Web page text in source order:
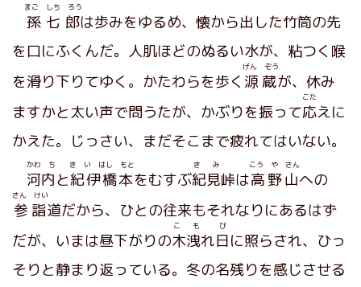
孫七郎
まご しち ろう
は歩みをゆるめ、懐から出した竹筒の先
を口にふくんだ。人肌ほどのぬるい水が、粘つく喉
を滑り下りてゆく。かたわらを歩く 源蔵
げん ぞう
が、休み
ますかと太い声で問うたが、かぶりを振って応
こた
えに
かえた。じっさい、まだそこまで疲れてはいない。
河内
かわ ち
と紀伊橋本
き い はし もと
をむすぶ紀見
き み
峠は高野山
こう や さん
への
参詣
さん けい
道だから、ひとの往来もそれなりにあるはず
だが、いまは昼下がりの木洩
こ も
れ日
び
に照らされ、ひっ
そりと静まり返っている。冬の名残りを感じさせる